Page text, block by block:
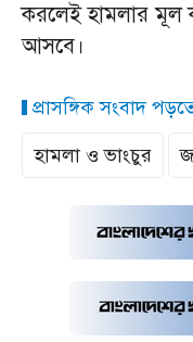
করলেই হামলার মূল
আসবে।
প্রাসঙ্গিক সংবাদ
হামলা ও ভাংচুর